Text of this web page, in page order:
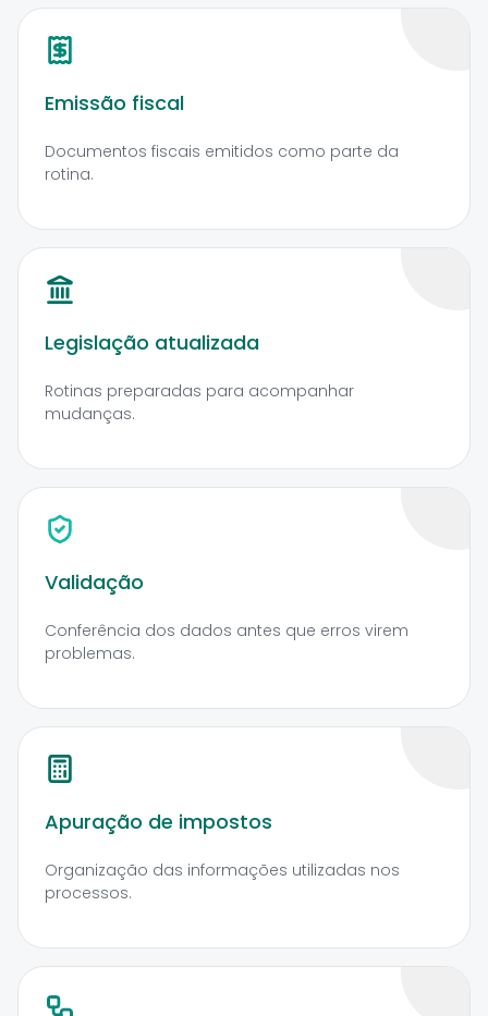
Emissão fiscal
Documentos fiscais emitidos como parte da
rotina.
Legislação atualizada
Rotinas preparadas para acompanhar
mudanças.
Validação
Conferência dos dados antes que erros virem
problemas.
Apuração de impostos
Organização das informações utilizadas nos
processos.